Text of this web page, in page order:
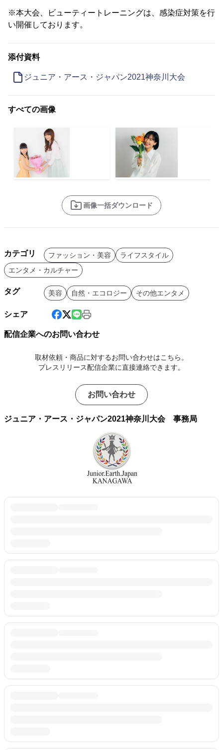
※本大会、ビューティートレーニングは、感染症対策を行
い開催しております。
添付資料
ジュニア・アース・ジャパン2021神奈川大会
すべての画像
画像一括ダウンロード
カテゴリ ファッション・美容
ライフスタイル
エンタメ・カルチャー
タグ 美容 自然・エコロジー その他エンタメ
シェア
配信企業へのお問い合わせ
取材依頼・商品に対するお問い合わせはこちら。
プレスリリース配信企業に直接連絡できます。
お問い合わせ
ジュニア・アース・ジャパン2021神奈川大会 事務局